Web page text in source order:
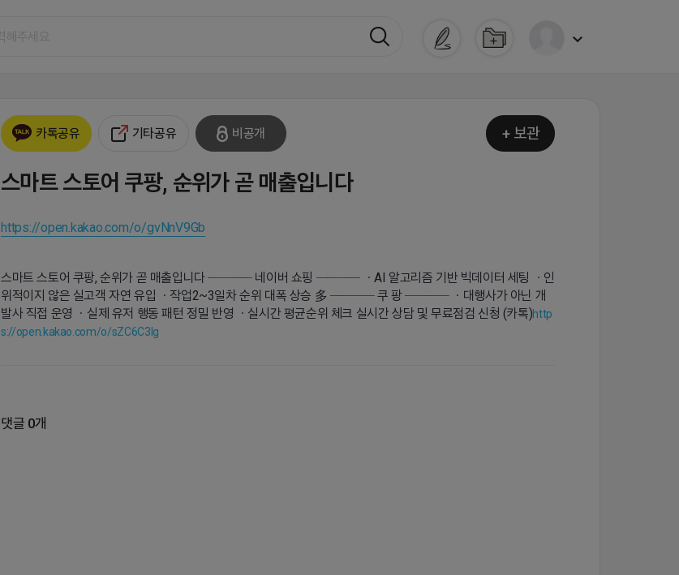
카톡공유 기타공유 비공개 + 보관
스마트 스토어 쿠팡, 순위가 곧 매출입니다
https://open.kakao.com/o/gvNnV9Gb
스마트 스토어 쿠팡, 순위가 곧 매출입니다 ──── 네이버 쇼핑 ──── ㆍAI 알고리즘 기반 빅데이터 세팅 ㆍ인
위적이지 않은 실고객 자연 유입 ㆍ작업2~3일차 순위 대폭 상승 多 ──── 쿠 팡 ──── ㆍ대행사가 아닌 개
발사 직접 운영 ㆍ실제 유저 행동 패턴 정밀 반영 ㆍ실시간 평균순위 체크 실시간 상담 및 무료점검 신청 (카톡)http
s://open.kakao.com/o/sZC6C3Ig
댓글 0개